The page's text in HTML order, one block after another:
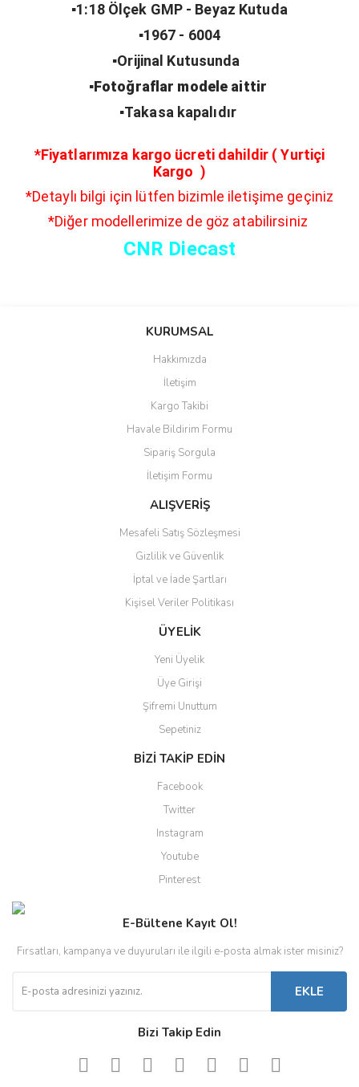
▪️1:18 Ölçek GMP - Beyaz Kutuda
▪️1967 - 6004
▪️Orijinal Kutusunda
▪️Fotoğraflar modele aittir
▪️Takasa kapalıdır
*Fiyatlarımıza kargo ücreti dahildir ( Yurtiçi
Kargo )
*Detaylı bilgi için lütfen bizimle iletişime geçiniz
*Diğer modellerimize de göz atabilirsiniz
CNR Diecast
Bu ürüne ilk yorumu siz yapın!
Yorum Yaz
Ürün resmi kalitesiz, bozuk veya görüntülenemiyor.
Ürün açıklamasında eksik bilgiler bulunuyor.
Ürün bilgilerinde hatalar bulunuyor.
Ürün fiyatı diğer sitelerden daha pahalı.
Bu ürüne benzer farklı alternatifler olmalı.
Gönder
KURUMSAL
Hakkımızda
İletişim
Kargo Takibi
Havale Bildirim Formu
Sipariş Sorgula
İletişim Formu
ALIŞVERİŞ
Mesafeli Satış Sözleşmesi
Gizlilik ve Güvenlik
İptal ve İade Şartları
Kişisel Veriler Politikası
ÜYELİK
Yeni Üyelik
Üye Girişi
Şifremi Unuttum
Sepetiniz
BİZİ TAKİP EDİN
Facebook
Twitter
Instagram
Youtube
Pinterest
E-Bültene Kayıt Ol!
Fırsatları, kampanya ve duyuruları ile ilgili e-posta almak ister misiniz?
EKLE
Bizi Takip Edin